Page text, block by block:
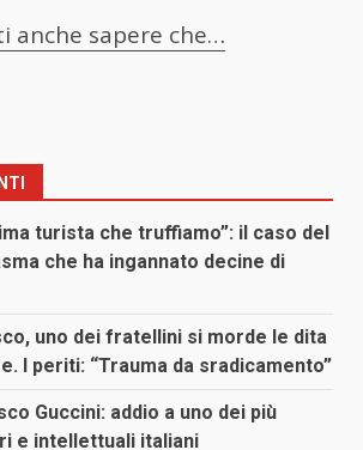
anche sapere che…
turista che truffiamo”: il caso del
che ha ingannato decine di
uno dei fratellini si morde le dita
I periti: “Trauma da sradicamento”
Guccini: addio a uno dei più
e intellettuali italiani